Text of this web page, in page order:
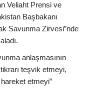
Veliaht Prensi ve
Başbakanı
Savunma Zirvesi”nde
anlaşmasının
teşvik etmeyi,
etmeyi”